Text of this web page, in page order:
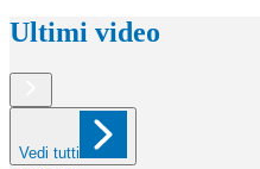
Ultimi video
Vedi tutti